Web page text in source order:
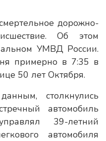
дорожно-
Об этом
УМВД России.
примерно в 7:35 в
50 лет Октября.
столкнулись
автомобиль
39-летний
автомобиля